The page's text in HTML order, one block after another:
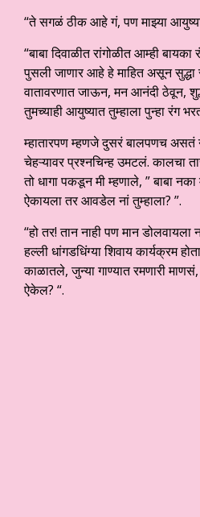
“ते सगळं ठीक आहे गं, पण माझ्या
“बाबा दिवाळीत रांगोळीत आम्ही
पुसली जाणार आहे हे माहित असून सुद्धा
वातावरणात जाऊन, मन आनंदी ठेवून,
तुमच्याही आयुष्यात तुम्हाला पुन्हा रंग
म्हातारपण म्हणजे दुसरं बालपणच असतं
चेहऱ्यावर प्रश्नचिन्ह उमटलं. कालचा
तो धागा पकडून मी म्हणाले, ” बाबा
ऐकायला तर आवडेल नां तुम्हाला? ”.
“हो तर! तान नाही पण मान
हल्ली धांगडधिंग्या शिवाय कार्यक्रम
काळातले, जुन्या गाण्यात रमणारी
ऐकेल? “.